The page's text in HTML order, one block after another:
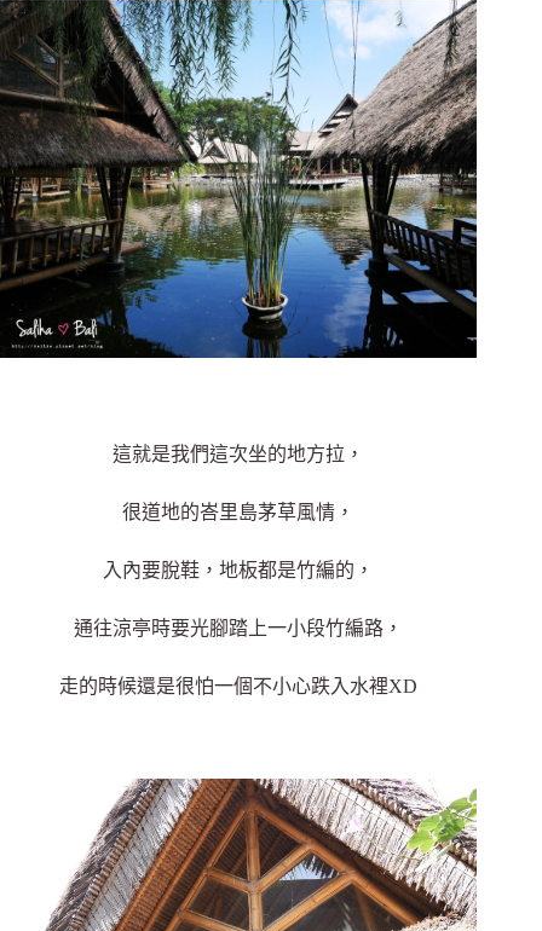
這就是我們這次坐的地方拉，
很道地的峇里島茅草風情，
入內要脫鞋，地板都是竹編的，
通往涼亭時要光腳踏上一小段竹編路，
走的時候還是很怕一個不小心跌入水裡XD